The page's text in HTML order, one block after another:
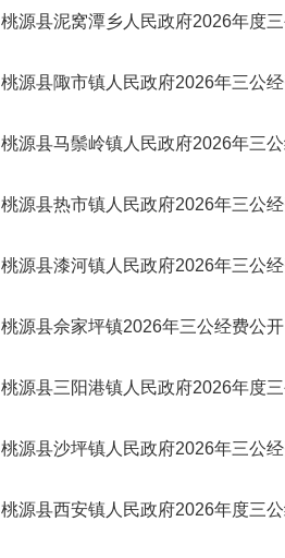
桃源县泥窝潭乡人民政府2026年度
桃源县陬市镇人民政府2026年三公
桃源县马鬃岭镇人民政府2026年三
桃源县热市镇人民政府2026年三公
桃源县漆河镇人民政府2026年三公
桃源县佘家坪镇2026年三公经费公开
桃源县三阳港镇人民政府2026年度
桃源县沙坪镇人民政府2026年三公
桃源县西安镇人民政府2026年度三